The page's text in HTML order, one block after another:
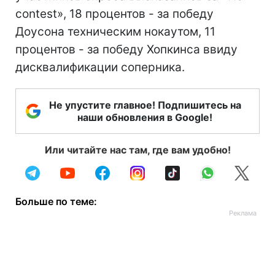
contest», 18 процентов - за победу
Доусона техническим нокаутом, 11
процентов - за победу Хопкинса ввиду
дисквалификации соперника.
Не упустите главное! Подпишитесь на
наши обновления в Google!
Или читайте нас там, где вам удобно!
Больше по теме: